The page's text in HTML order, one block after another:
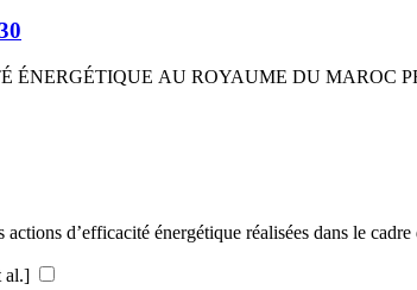
d’efficacité énergétique réalisées dans le cadre
Asnaina Abdelghani ...[et al.]